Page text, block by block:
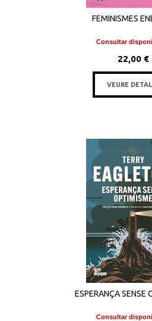
FEMINISMES
Consultar
22,00 €
VEURE
ESPERANÇA SENSE
Consultar